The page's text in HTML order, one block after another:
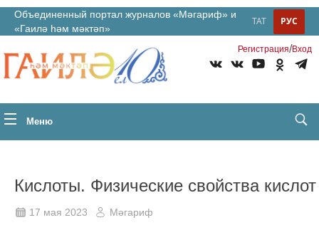
Объединенный портал журналов «Мәгариф» и
«Гаилә һәм мәктәп»
РУС
ТАТ
Регистрация/Вход
Меню
Кислоты. Физические свойства кислот
17 мая 2023 Мәгариф